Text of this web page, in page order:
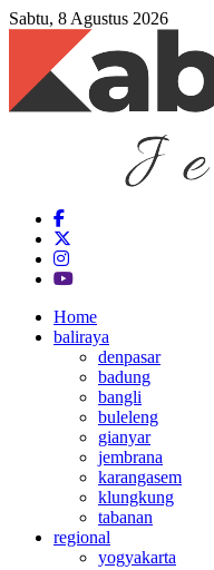
Sabtu, 8 Agustus 2026
Home
baliraya
denpasar
badung
bangli
buleleng
gianyar
jembrana
karangasem
klungkung
tabanan
regional
yogyakarta